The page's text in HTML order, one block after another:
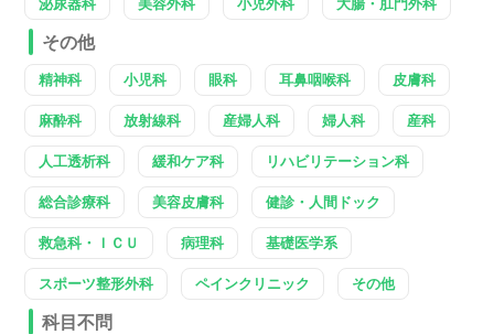
その他
精神科 小児科 眼科 耳鼻咽喉科 皮膚科
麻酔科 放射線科 産婦人科 婦人科 産科
人工透析科 緩和ケア科 リハビリテーション科
総合診療科 美容皮膚科 健診・人間ドック
救急科・ＩＣＵ 病理科 基礎医学系
スポーツ整形外科 ペインクリニック その他
科目不問